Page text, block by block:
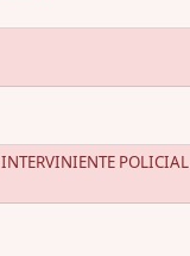
POLICIAL